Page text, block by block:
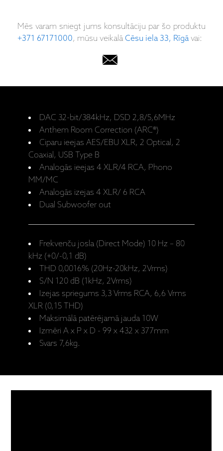
Mēs varam sniegt jums konsultāciju par šo produktu
+371 67171000, mūsu veikalāCēsu iela 33, Rīgāvai:
DAC 32-bit/384kHz, DSD 2,8/5,6MHz
Anthem Room Correction (ARC®)
Ciparu ieejas AES/EBU XLR, 2 Optical, 2
Coaxial, USB Type B
Analogās ieejas 4 XLR/4 RCA, Phono
MM/MC
Analogās izejas 4 XLR/ 6 RCA
Dual Subwoofer out
Frekvenču josla (Direct Mode) 10 Hz – 80
kHz (+0/-0,1 dB)
THD 0,0016% (20Hz-20kHz, 2Vrms)
S/N 120 dB (1kHz, 2Vrms)
Izejas spriegums 3,3 Vrms RCA, 6,6 Vrms
XLR (0,15 THD)
Maksimālā patērējamā jauda 10W
Izmēri A x P x D - 99 x 432 x 377mm
Svars 7,6kg.